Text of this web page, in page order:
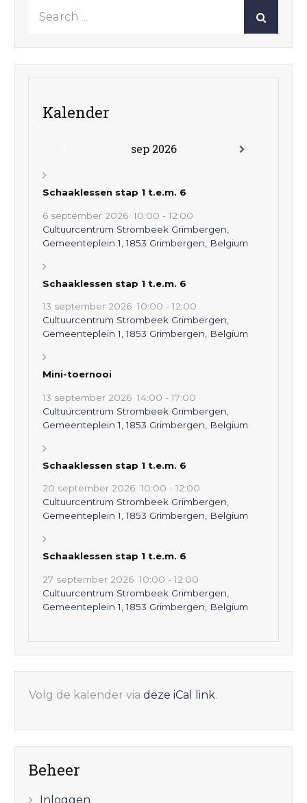
Kalender
sep 2026
Schaaklessen stap 1 t.e.m. 6
6 september 2026 10:00 -12:00
Cultuurcentrum Strombeek Grimbergen,
Gemeenteplein 1, 1853 Grimbergen, Belgium
Schaaklessen stap 1 t.e.m. 6
13 september 2026 10:00 -12:00
Cultuurcentrum Strombeek Grimbergen,
Gemeenteplein 1, 1853 Grimbergen, Belgium
Mini-toernooi
13 september 2026 14:00 -17:00
Cultuurcentrum Strombeek Grimbergen,
Gemeenteplein 1, 1853 Grimbergen, Belgium
Schaaklessen stap 1 t.e.m. 6
20 september 2026 10:00 -12:00
Cultuurcentrum Strombeek Grimbergen,
Gemeenteplein 1, 1853 Grimbergen, Belgium
Schaaklessen stap 1 t.e.m. 6
27 september 2026 10:00 -12:00
Cultuurcentrum Strombeek Grimbergen,
Gemeenteplein 1, 1853 Grimbergen, Belgium
Volg de kalender viadeze iCal link.
Beheer
Inloggen